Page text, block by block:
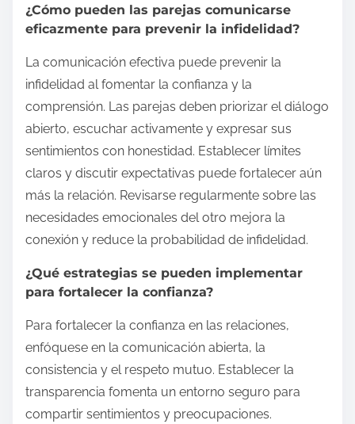
¿Cómo pueden las parejas comunicarse
eficazmente para prevenir la infidelidad?
La comunicación efectiva puede prevenir la
infidelidad al fomentar la confianza y la
comprensión. Las parejas deben priorizar el diálogo
abierto, escuchar activamente y expresar sus
sentimientos con honestidad. Establecer límites
claros y discutir expectativas puede fortalecer aún
más la relación. Revisarse regularmente sobre las
necesidades emocionales del otro mejora la
conexión y reduce la probabilidad de infidelidad.
¿Qué estrategias se pueden implementar
para fortalecer la confianza?
Para fortalecer la confianza en las relaciones,
enfóquese en la comunicación abierta, la
consistencia y el respeto mutuo. Establecer la
transparencia fomenta un entorno seguro para
compartir sentimientos y preocupaciones.